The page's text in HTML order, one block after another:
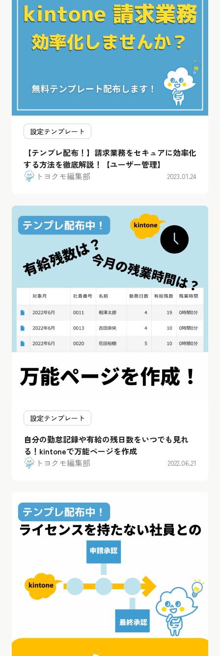
設定テンプレート
【テンプレ配布！】請求業務をセキュアに効率化
する方法を徹底解説！【ユーザー管理】
トヨクモ編集部
2023.01.24
設定テンプレート
自分の勤怠記録や有給の残日数をいつでも見れ
る！kintoneで万能ページを作成
トヨクモ編集部
2022.06.21